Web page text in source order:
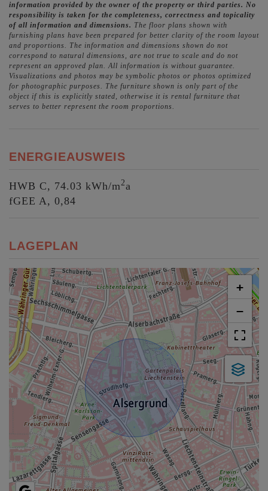
information provided by the owner of the property or third parties. No
responsibility is taken for the completeness, correctness and topicality
of all information and dimensions. The floor plans shown with
furnishing plans have been prepared for better clarity of the room layout
and proportions. The information and dimensions shown do not
correspond to natural dimensions, are not true to scale and do not
represent an approved plan. All information is without guarantee.
Visualizations and photos may be symbolic photos or photos optimized
for photographic purposes. The furniture shown is only part of the
object if this is explicitly stated, otherwise it is rental furniture that
serves to better represent the room proportions.
ENERGIEAUSWEIS
HWB C, 74.03 kWh/m2a
fGEE A, 0,84
LAGEPLAN
+
−